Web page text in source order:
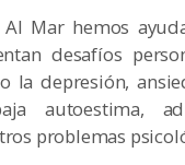
Al Mar hemos
desafíos
la depresión,
autoestima,
problemas